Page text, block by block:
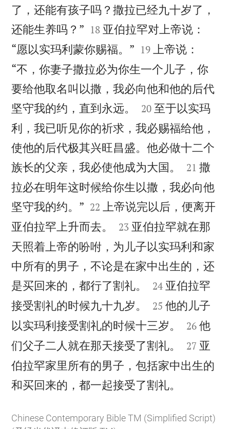
了，还能有孩子吗？撒拉已经九十岁了，
还能生养吗？” 

18 亚伯拉罕对上帝说：
“愿以实玛利蒙你赐福。” 

19 上帝说：
“不，你妻子撒拉必为你生一个儿子，你
要给他取名叫以撒，我必向他和他的后代
坚守我的约，直到永远。


20 至于以实玛
利，我已听见你的祈求，我必赐福给他，
使他的后代极其兴旺昌盛。他必做十二个
族长的父亲，我必使他成为大国。


21 撒
拉必在明年这时候给你生以撒，我必向他
坚守我的约。” 

22 上帝说完以后，便离开
亚伯拉罕上升而去。


23 亚伯拉罕就在那
天照着上帝的吩咐，为儿子以实玛利和家
中所有的男子，不论是在家中出生的，还
是买回来的，都行了割礼。


24 亚伯拉罕
接受割礼的时候九十九岁。


25 他的儿子
以实玛利接受割礼的时候十三岁。


26 他
们父子二人就在那天接受了割礼。


27 亚
伯拉罕家里所有的男子，包括家中出生的
和买回来的，都一起接受了割礼。
Chinese Contemporary Bible TM (Simplified Script)